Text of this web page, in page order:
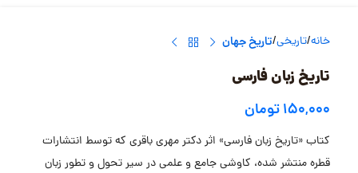
خانه تاریخی تاریخ جهان
تاریخ زبان فارسی
۱۵۰,۰۰۰تومان
کتاب «تاریخ زبان فارسی» اثر دکتر مهری باقری که توسط انتشارات
قطره منتشر شده، کاوشی جامع و علمی در سیر تحول و تطور زبان